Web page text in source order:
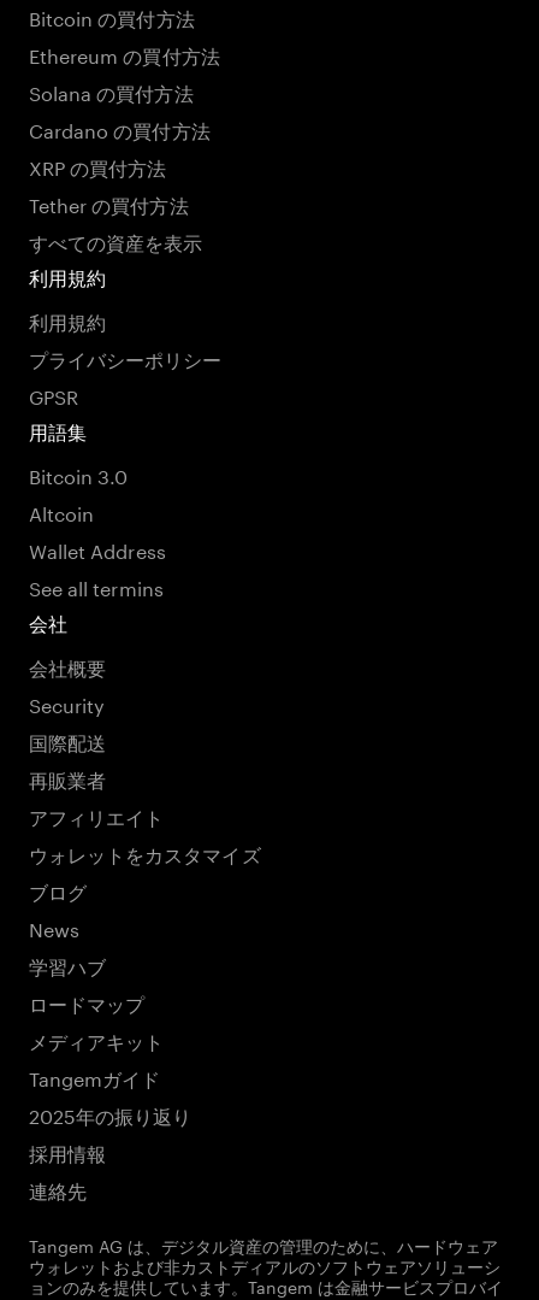
Bitcoin の買付方法
Ethereum の買付方法
Solana の買付方法
Cardano の買付方法
XRP の買付方法
Tether の買付方法
すべての資産を表示
利用規約
利用規約
プライバシーポリシー
GPSR
用語集
Bitcoin 3.0
Altcoin
Wallet Address
See all termins
会社
会社概要
Security
国際配送
再販業者
アフィリエイト
ウォレットをカスタマイズ
ブログ
News
学習ハブ
ロードマップ
メディアキット
Tangemガイド
2025年の振り返り
採用情報
連絡先
Tangem AG は、デジタル資産の管理のために、ハードウェア
ウォレットおよび非カストディアルのソフトウェアソリューシ
ョンのみを提供しています。Tangem は金融サービスプロバイ